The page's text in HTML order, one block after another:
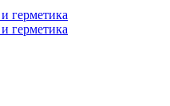
герметика
герметика